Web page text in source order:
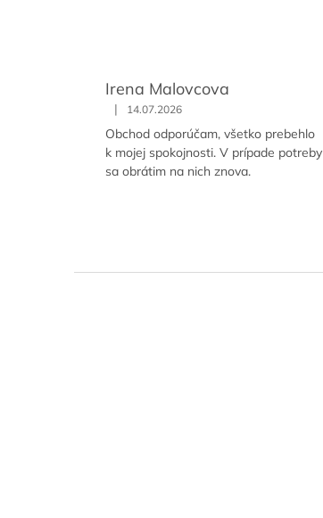
Irena Malovcova
| 14.07.2026
Obchod odporúčam, všetko prebehlo
k mojej spokojnosti. V prípade potreby
sa obrátim na nich znova.